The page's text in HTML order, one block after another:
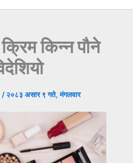
किन्न पौने
/ २०८३ असार ९ गते, मंगलवार